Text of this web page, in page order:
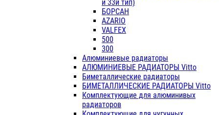
и 33й тип)
БОРСАН
AZARIO
VALFEX
500
300
Алюминиевые радиаторы
АЛЮМИНИЕВЫЕ РАДИАТОРЫ Vitto
Биметаллические радиаторы
БИМЕТАЛЛИЧЕСКИЕ РАДИАТОРЫ Vitto
Комплектующие для алюминивых
радиаторов